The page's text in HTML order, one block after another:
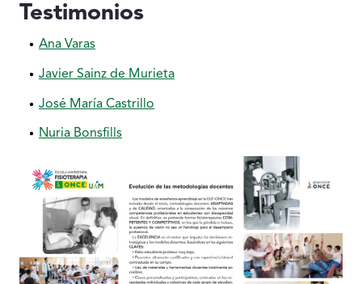
Testimonios
Ana Varas
Javier Sainz de Murieta
José María Castrillo
Nuria Bonsfills